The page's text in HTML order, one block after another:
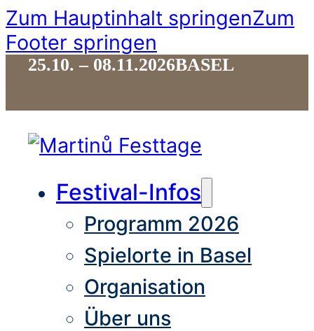
Zum Hauptinhalt springenZum
Footer springen
25.10. – 08.11.2026BASEL
Festival-Infos
Programm 2026
Spielorte in Basel
Organisation
Über uns